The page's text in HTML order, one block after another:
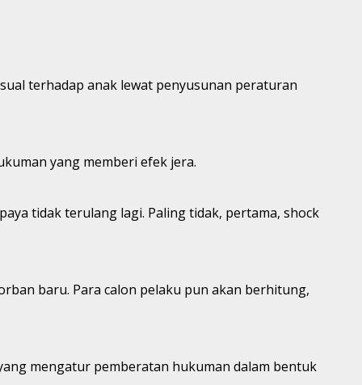
terhadap anak lewat penyusunan peraturan
yang memberi efek jera.
tidak terulang lagi. Paling tidak, pertama, shock
baru. Para calon pelaku pun akan berhitung,
mengatur pemberatan hukuman dalam bentuk